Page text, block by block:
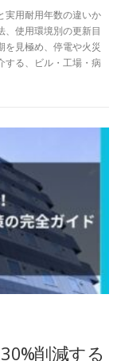
実用耐用年数の違いか
、使用環境別の更新目
を見極め、停電や火災
する、ビル・工場・病
削減する